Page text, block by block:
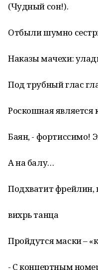
(Чудный сон!).
Отбыли шумно
Наказы мачехи:
Под трубный глас
Роскошная является
Баян, - фортиссимо!
А на балу…
Подхватит фрейлин,
вихрь танца
Пройдутся маски –
- С концертным